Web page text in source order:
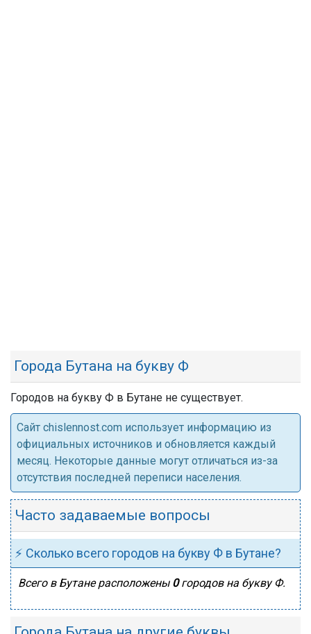
Города Бутана на букву Ф
Городов на букву Ф в Бутане не существует.
Cайт chislennost.com использует информацию из
официальных источников и обновляется каждый
месяц. Некоторые данные могут отличаться из-за
отсутствия последней переписи населения.
Часто задаваемые вопросы
⚡ Сколько всего городов на букву Ф в Бутане?
Всего в Бутане расположены 0городов на букву Ф.